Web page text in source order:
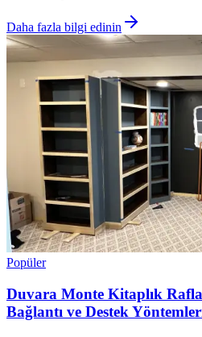
Daha fazla bilgi edinin
Popüler
Duvara Monte Kitaplık
Bağlantı ve Destek